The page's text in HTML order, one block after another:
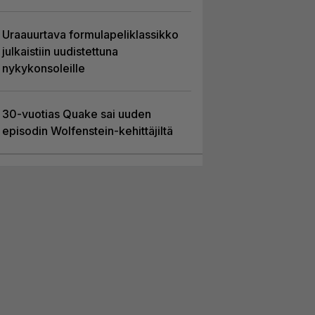
Uraauurtava formulapeliklassikko
julkaistiin uudistettuna
nykykonsoleille
30-vuotias Quake sai uuden
episodin Wolfenstein-kehittäjiltä